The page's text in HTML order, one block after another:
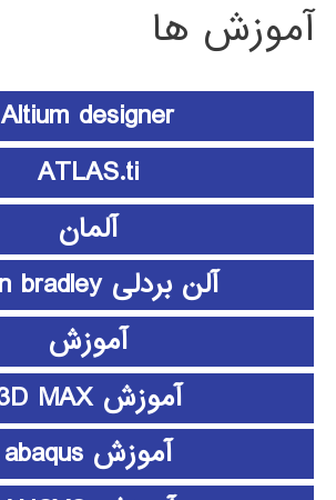
آموزش ها
Altium designer
ATLAS.ti
آلمان
آلن بردلی Allen bradley
آموزش
آموزش 3D MAX
آموزش abaqus